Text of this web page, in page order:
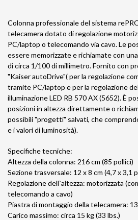
Colonna professionale del sistema
telecamera dotato di regolazione
PC/laptop o telecomando via cavo. Le
essere memorizzate e richiamate con
di circa 1/100 di millimetro. Fornito con
"Kaiser autoDrive"( per la regolazione
tramite PC/laptop e per la regolazione
illuminazione LED RB 570 AX (5652). È
posizioni in altezza direttamente o
possibili "progetti" salvati, che
e i valori di luminosità).
Specifiche tecniche:
Altezza della colonna: 216 cm (85 pollici)
Sezione trasversale: 12 x 8 cm (4,7 x 3,1
Regolazione dell`altezza: motorizzata
telecomando a cavo)
Piastra di montaggio della telecamera:
Carico massimo: circa 15 kg (33 lbs.)